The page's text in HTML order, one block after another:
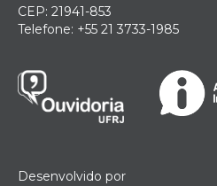
CEP: 21941-853
Telefone: +55 21 3733-1985
Desenvolvido por